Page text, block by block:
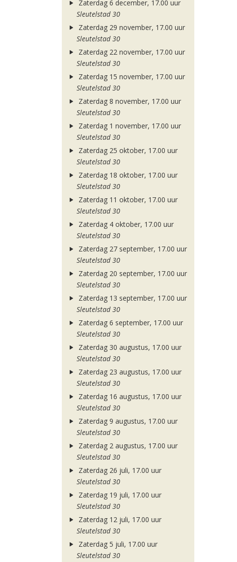
Zaterdag 6 december, 17.00 uur
Sleutelstad 30
Zaterdag 29 november, 17.00 uur
Sleutelstad 30
Zaterdag 22 november, 17.00 uur
Sleutelstad 30
Zaterdag 15 november, 17.00 uur
Sleutelstad 30
Zaterdag 8 november, 17.00 uur
Sleutelstad 30
Zaterdag 1 november, 17.00 uur
Sleutelstad 30
Zaterdag 25 oktober, 17.00 uur
Sleutelstad 30
Zaterdag 18 oktober, 17.00 uur
Sleutelstad 30
Zaterdag 11 oktober, 17.00 uur
Sleutelstad 30
Zaterdag 4 oktober, 17.00 uur
Sleutelstad 30
Zaterdag 27 september, 17.00 uur
Sleutelstad 30
Zaterdag 20 september, 17.00 uur
Sleutelstad 30
Zaterdag 13 september, 17.00 uur
Sleutelstad 30
Zaterdag 6 september, 17.00 uur
Sleutelstad 30
Zaterdag 30 augustus, 17.00 uur
Sleutelstad 30
Zaterdag 23 augustus, 17.00 uur
Sleutelstad 30
Zaterdag 16 augustus, 17.00 uur
Sleutelstad 30
Zaterdag 9 augustus, 17.00 uur
Sleutelstad 30
Zaterdag 2 augustus, 17.00 uur
Sleutelstad 30
Zaterdag 26 juli, 17.00 uur
Sleutelstad 30
Zaterdag 19 juli, 17.00 uur
Sleutelstad 30
Zaterdag 12 juli, 17.00 uur
Sleutelstad 30
Zaterdag 5 juli, 17.00 uur
Sleutelstad 30